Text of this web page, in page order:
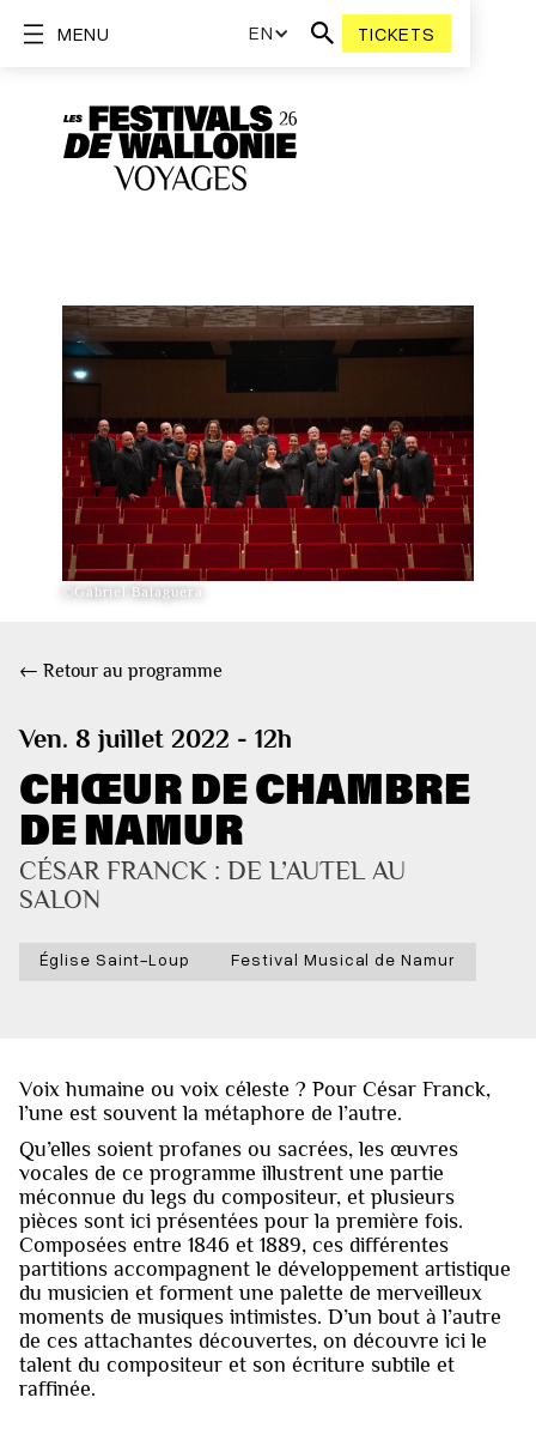
EN TICKETS
MENU
©Gabriel Balaguera
← Retour au programme
Ven. 8 juillet 2022 - 12h
CHŒUR DE CHAMBRE
DE NAMUR
CÉSAR FRANCK : DE L’AUTEL AU
SALON
Église Saint-Loup Festival Musical de Namur
Voix humaine ou voix céleste ? Pour César Franck,
l’une est souvent la métaphore de l’autre.
Qu’elles soient profanes ou sacrées, les œuvres
vocales de ce programme illustrent une partie
méconnue du legs du compositeur, et plusieurs
pièces sont ici présentées pour la première fois.
Composées entre 1846 et 1889, ces différentes
partitions accompagnent le développement artistique
du musicien et forment une palette de merveilleux
moments de musiques intimistes. D’un bout à l’autre
de ces attachantes découvertes, on découvre ici le
talent du compositeur et son écriture subtile et
raffinée.